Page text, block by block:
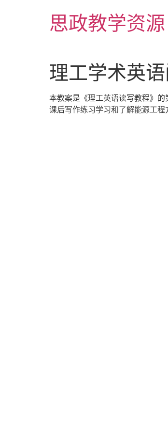
思政教学资源
理工学术英
本教案是《理工英语读写教程》
课后写作练习学习和了解能源工